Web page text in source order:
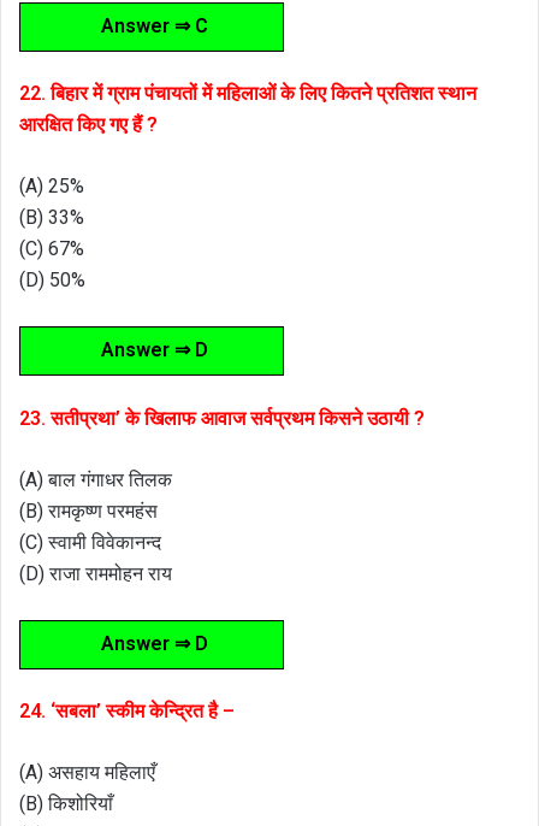
Answer ⇒ C
22. बिहार में ग्राम पंचायतों में महिलाओं के लिए कितने प्रतिशत स्थान
आरक्षित किए गए हैं ?
(A) 25%
(B) 33%
(C) 67%
(D) 50%
Answer ⇒ D
23. सतीप्रथा’ के खिलाफ आवाज सर्वप्रथम किसने उठायी ?
(A) बाल गंगाधर तिलक
(B) रामकृष्ण परमहंस
(C) स्वामी विवेकानन्द
(D) राजा राममोहन राय
Answer ⇒ D
24. ‘सबला’ स्कीम केन्द्रित है –
(A) असहाय महिलाएँ
(B) किशोरियाँ